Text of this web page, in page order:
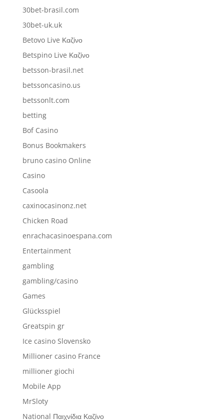
30bet-brasil.com
30bet-uk.uk
Betovo Live Καζίνο
Betspino Live Καζίνο
betsson-brasil.net
betssoncasino.us
betssonlt.com
betting
Bof Casino
Bonus Bookmakers
bruno casino Online
Casino
Casoola
caxinocasinonz.net
Chicken Road
enrachacasinoespana.com
Entertainment
gambling
gambling/casino
Games
Glücksspiel
Greatspin gr
Ice casino Slovensko
Millioner casino France
millioner giochi
Mobile App
MrSloty
National Παιχνίδια Καζίνο